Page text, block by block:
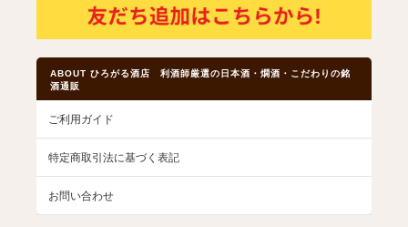
ABOUT ひろがる酒店 利酒師厳選の日本酒・燗酒・こだわりの銘
酒通販
ご利用ガイド
特定商取引法に基づく表記
お問い合わせ